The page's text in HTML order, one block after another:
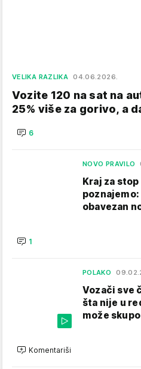
VELIKA RAZLIKA 04.06.2026.
Vozite 120 na sat na
25% više za gorivo, a
6
NOVO PRAVILO
Kraj za
obavezan
1
POLAKO
Vozači sve
šta nije u
može
Komentariši